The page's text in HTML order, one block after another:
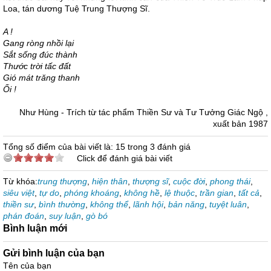
Loa, tán dương Tuệ Trung Thượng Sĩ.
A !
Gang ròng nhồi lại
Sắt sống đúc thành
Thước trời tấc đất
Gió mát trăng thanh
Ối !
Như Hùng - Trích từ tác phẩm Thiền Sư và Tư Tưởng Giác Ngộ ,
xuất bản 1987
Tổng số điểm của bài viết là: 15 trong 3 đánh giá
Click để đánh giá bài viết
Từ khóa:trung thượng hiện thân thượng sĩ, cuộc đời, phong thái,
siêu việt, tự do phóng khoáng không hề lệ thuộc trần gian tất cả
thiền sư, bình thường không thể, lãnh hội, bản năng tuyệt luân
phán đoán suy luận gò bó
Bình luận mới
Gửi bình luận của bạn
Tên của bạn